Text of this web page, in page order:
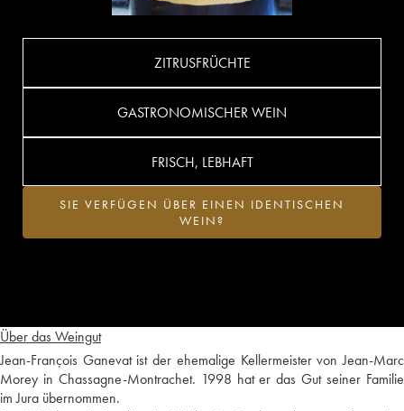
Über das Weingut
Jean-François Ganevat ist der ehemalige Kellermeister von Jean-Marc
Morey in Chassagne-Montrachet. 1998 hat er das Gut seiner Familie
im Jura übernommen.
ZITRUSFRÜCHTE
GASTRONOMISCHER WEIN
FRISCH, LEBHAFT
SIE VERFÜGEN ÜBER EINEN IDENTISCHEN
WEIN?